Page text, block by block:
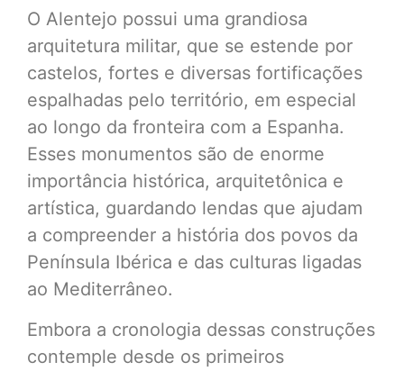
O Alentejo possui uma grandiosa
arquitetura militar, que se estende por
castelos, fortes e diversas fortificações
espalhadas pelo território, em especial
ao longo da fronteira com a Espanha.
Esses monumentos são de enorme
importância histórica, arquitetônica e
artística, guardando lendas que ajudam
a compreender a história dos povos da
Península Ibérica e das culturas ligadas
ao Mediterrâneo.
Embora a cronologia dessas construções
contemple desde os primeiros